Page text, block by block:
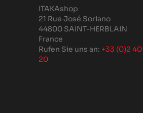
ITAKAshop
21 Rue José Soriano
44800 SAINT-HERBLAIN
France
Rufen Sie uns an: +33 (0)2
20